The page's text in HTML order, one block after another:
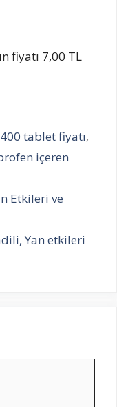
fiyatı 7,00 TL
tablet fiyatı,
içeren
Etkileri ve
Yan etkileri